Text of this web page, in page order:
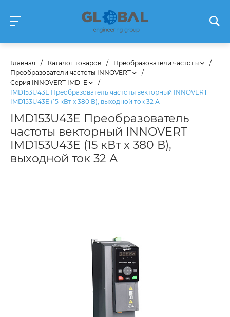
Главная / Каталог товаров / Преобразователи частоты
/
Преобразователи частоты INNOVERT
/
Серия INNOVERT IMD_E
/
IMD153U43E Преобразователь частоты векторный INNOVERT
IMD153U43E (15 кВт x 380 В), выходной ток 32 А
IMD153U43E Преобразователь
частоты векторный INNOVERT
IMD153U43E (15 кВт x 380 В),
выходной ток 32 А